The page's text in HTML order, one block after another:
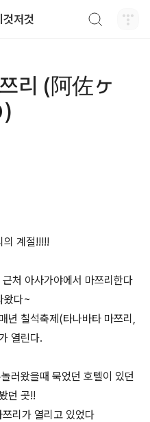
것저것
리 (阿佐ヶ
의 계절!!!!!
처 아사가야에서 마쯔리한다
왔다~
년 칠석축제(타나바타 마쯔리,
열린다.
러왔을때 묵었던 호텔이 있던
던 곳!!
리가 열리고 있었다